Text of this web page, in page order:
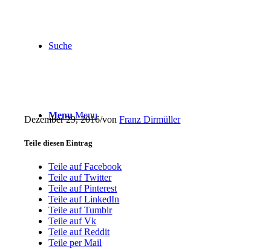
Suche
Menu Menu
Dezember 29, 2016/vonFranz Dirmüller
Teile diesen Eintrag
Teile auf Facebook
Teile auf Twitter
Teile auf Pinterest
Teile auf LinkedIn
Teile auf Tumblr
Teile auf Vk
Teile auf Reddit
Teile per Mail